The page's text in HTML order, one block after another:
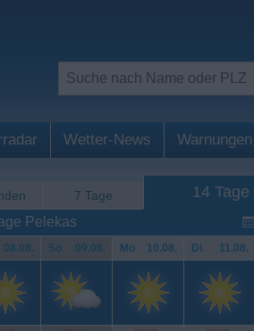
Wetter-News Warnungen
7 Tage 14 Tage
Pelekas
08.08. So. 09.08. Mo. 10.08. Di. 11.08.